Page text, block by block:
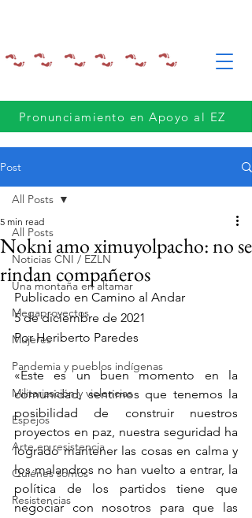
Pronunciamiento en Apoyo al EZ
Post
All Posts
Noticias CNI / EZLN
Una montaña en altamar
Megaproyectos
Mujeres
Pandemia y pueblos indígenas
Militarización y violencias
Espejos
Arte en resistencia
Quiénes somos
Resistencias
All Posts
Nokni amo ximuyolpacho: no se
rindan compañeros
5 min read
Publicado en Camino al Andar
5 de diciembre de 2021
Por Heriberto Paredes
«Este es un buen momento en la
comunidad, sentimos que tenemos la
posibilidad de construir nuestros
proyectos en paz, nuestra seguridad ha
logrado mantener las cosas en calma y
los malandros no han vuelto a entrar, la
política de los partidos tiene que
negociar con nosotros para que las